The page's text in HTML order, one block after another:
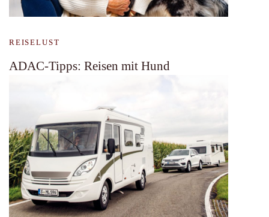
REISELUST
ADAC-Tipps: Reisen mit Hund